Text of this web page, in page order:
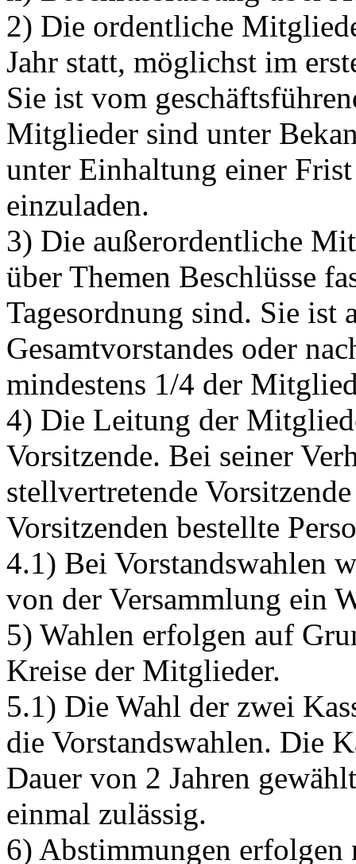
2) Die ordentliche
Jahr statt, möglichst im
Sie ist vom
Mitglieder sind unter
unter Einhaltung einer
einzuladen.
3) Die außerordentliche
über Themen Beschlüsse
Tagesordnung sind. Sie ist
Gesamtvorstandes oder
mindestens 1/4 der
4) Die Leitung der
Vorsitzende. Bei seiner
stellvertretende
Vorsitzenden bestellte
4.1) Bei Vorstandswahlen
von der Versammlung ein
5) Wahlen erfolgen auf
Kreise der Mitglieder.
5.1) Die Wahl der zwei
die Vorstandswahlen. Die
Dauer von 2 Jahren
einmal zulässig.
6) Abstimmungen erfolgen